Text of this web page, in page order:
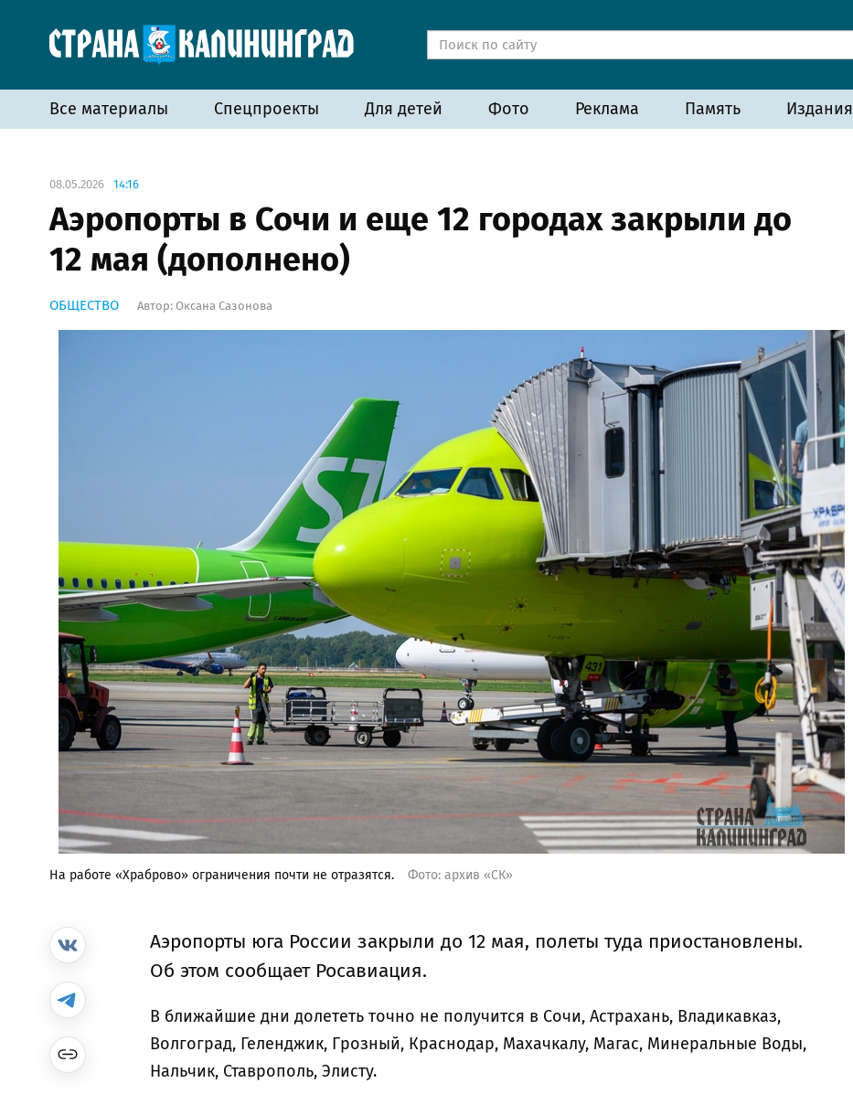
Все материалы Спецпроекты Для детей Фото Реклама Память Издания
08.05.2026 14:16
Аэропорты в Сочи и еще 12 городах закрыли до
12 мая (дополнено)
ОБЩЕСТВО Автор: Оксана Сазонова
На работе «Храброво» ограничения почти не отразятся. Фото: архив «СК»
Аэропорты юга России закрыли до 12 мая, полеты туда приостановлены.
Об этом сообщает Росавиация.
В ближайшие дни долететь точно не получится в Сочи, Астрахань, Владикавказ,
Волгоград, Геленджик, Грозный, Краснодар, Махачкалу, Магас, Минеральные Воды,
Нальчик, Ставрополь, Элисту.